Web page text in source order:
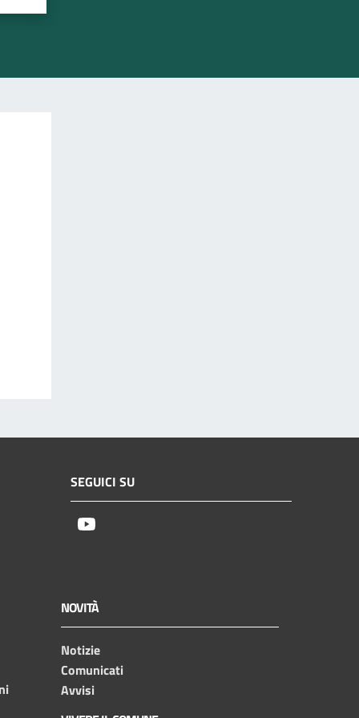
SEGUICI SU
NOVITÀ
Notizie
Comunicati
Avvisi